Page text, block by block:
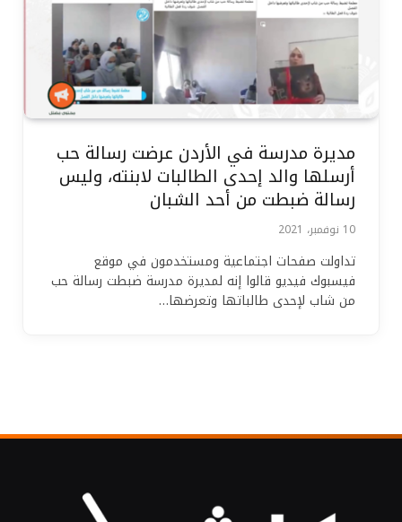
مديرة مدرسة في الأردن عرضت رسالة حب
أرسلها والد إحدى الطالبات لابنته، وليس
رسالة ضبطت من أحد الشبان
10 نوفمبر، 2021
تداولت صفحات اجتماعية ومستخدمون في موقع
فيسبوك فيديو قالوا إنه لمديرة مدرسة ضبطت رسالة حب
من شاب لإحدى طالباتها وتعرضها…